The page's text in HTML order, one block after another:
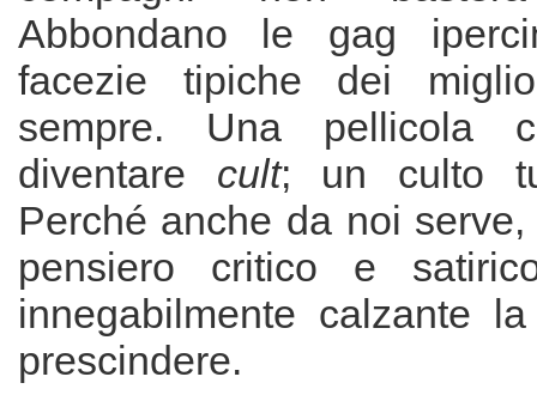
Abbondano le gag
facezie tipiche dei
sempre. Una pellicola
diventare cult; un culto
Perché anche da noi
pensiero critico e
innegabilmente calzante
prescindere.